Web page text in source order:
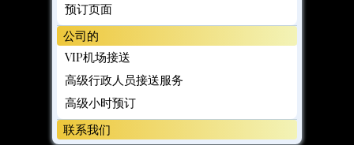
预订页面
公司的
VIP机场接送
高级行政人员接送服务
高级小时预订
联系我们